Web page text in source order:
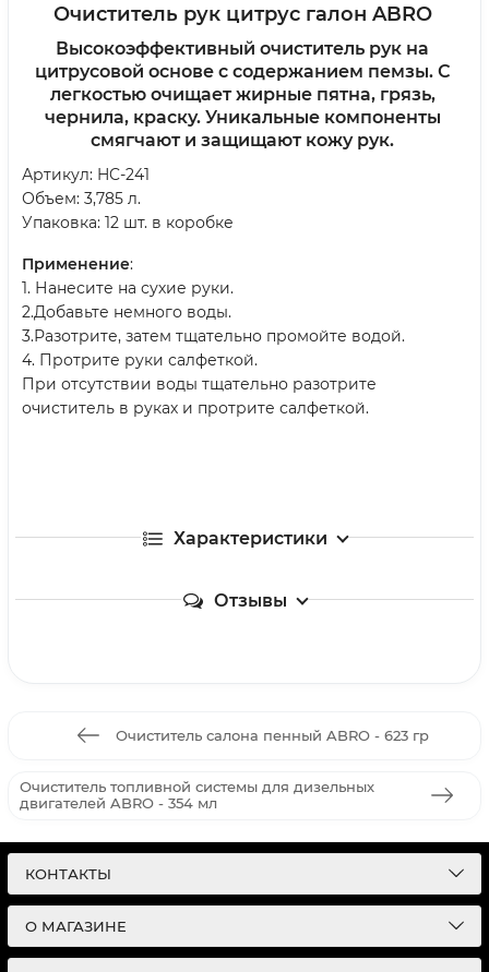
Очиститель рук цитрус галон ABRO
Высокоэффективный очиститель рук на
цитрусовой основе с содержанием пемзы. С
легкостью очищает жирные пятна, грязь,
чернила, краску. Уникальные компоненты
смягчают и защищают кожу рук.
Артикул: HC-241
Объем: 3,785 л.
Упаковка: 12 шт. в коробке
Применение:
1. Нанесите на сухие руки.
2.Добавьте немного воды.
3.Разотрите, затем тщательно промойте водой.
4. Протрите руки салфеткой.
При отсутствии воды тщательно разотрите
очиститель в руках и протрите салфеткой.
Характеристики
Отзывы
Очиститель салона пенный ABRO - 623 гр
Очиститель топливной системы для дизельных
двигателей ABRO - 354 мл
КОНТАКТЫ
О МАГАЗИНЕ